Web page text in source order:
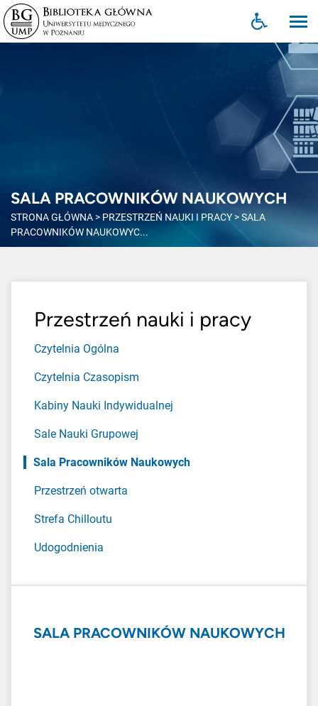
SALA PRACOWNIKÓW NAUKOWYCH
STRONA GŁÓWNA > PRZESTRZEŃ NAUKI I PRACY >SALA
PRACOWNIKÓW NAUKOWYC...
Przestrzeń nauki i pracy
Czytelnia Ogólna
Czytelnia Czasopism
Kabiny Nauki Indywidualnej
Sale Nauki Grupowej
Sala Pracowników Naukowych
Przestrzeń otwarta
Strefa Chilloutu
Udogodnienia
SALA PRACOWNIKÓW NAUKOWYCH